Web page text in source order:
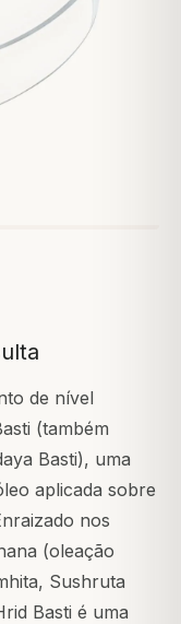
de nível
(também
Basti), uma
aplicada sobre
nos
(oleação
Sushruta
Basti é uma